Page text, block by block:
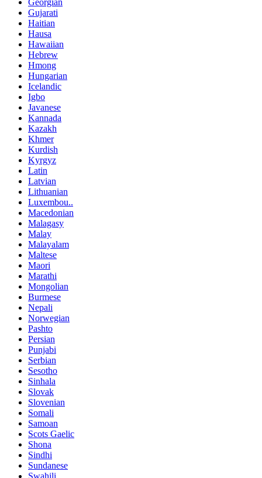
Gujarati
Haitian
Hausa
Hawaiian
Hebrew
Hmong
Hungarian
Icelandic
Igbo
Javanese
Kannada
Kazakh
Khmer
Kurdish
Kyrgyz
Latin
Latvian
Lithuanian
Luxembou..
Macedonian
Malagasy
Malay
Malayalam
Maltese
Maori
Marathi
Mongolian
Burmese
Nepali
Norwegian
Pashto
Persian
Punjabi
Serbian
Sesotho
Sinhala
Slovak
Slovenian
Somali
Samoan
Scots Gaelic
Shona
Sindhi
Sundanese
Swahili